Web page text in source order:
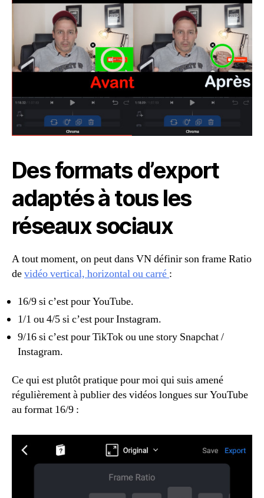
Des formats d’export
adaptés à tous les
réseaux sociaux
A tout moment, on peut dans VN définir son frame Ratio
devidéo vertical, horizontal ou carré :
16/9 si c’est pour YouTube.
1/1 ou 4/5 si c’est pour Instagram.
9/16 si c’est pour TikTok ou une story Snapchat /
Instagram.
Ce qui est plutôt pratique pour moi qui suis amené
régulièrement à publier des vidéos longues sur YouTube
au format 16/9 :